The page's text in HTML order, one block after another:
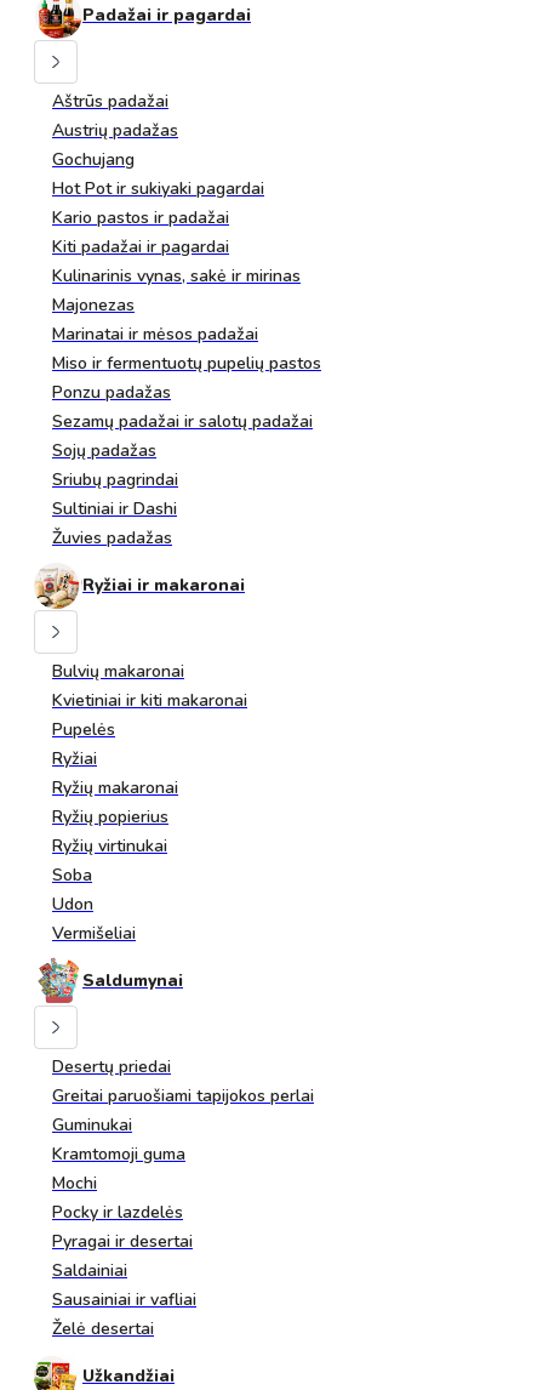
Padažai ir pagardai
Aštrūs padažai
Austrių padažas
Gochujang
Hot Pot ir sukiyaki pagardai
Kario pastos ir padažai
Kiti padažai ir pagardai
Kulinarinis vynas, sakė ir mirinas
Majonezas
Marinatai ir mėsos padažai
Miso ir fermentuotų pupelių pastos
Ponzu padažas
Sezamų padažai ir salotų padažai
Sojų padažas
Sriubų pagrindai
Sultiniai ir Dashi
Žuvies padažas
Ryžiai ir makaronai
Bulvių makaronai
Kvietiniai ir kiti makaronai
Pupelės
Ryžiai
Ryžių makaronai
Ryžių popierius
Ryžių virtinukai
Soba
Udon
Vermišeliai
Saldumynai
Desertų priedai
Greitai paruošiami tapijokos perlai
Guminukai
Kramtomoji guma
Mochi
Pocky ir lazdelės
Pyragai ir desertai
Saldainiai
Sausainiai ir vafliai
Želė desertai
Užkandžiai